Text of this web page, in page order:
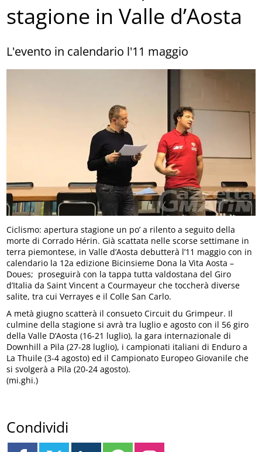
stagione in Valle d’Aosta
L'evento in calendario l'11 maggio
Ciclismo: apertura stagione un po’ a rilento a seguito della
morte di Corrado Hérin. Già scattata nelle scorse settimane in
terra piemontese, in Valle d’Aosta debutterà l’11 maggio con in
calendario la 12a edizione Bicinsieme Dona la Vita Aosta –
Doues; proseguirà con la tappa tutta valdostana del Giro
d’Italia da Saint Vincent a Courmayeur che toccherà diverse
salite, tra cui Verrayes e il Colle San Carlo.
A metà giugno scatterà il consueto Circuit du Grimpeur. Il
culmine della stagione si avrà tra luglio e agosto con il 56 giro
della Valle D’Aosta (16-21 luglio), la gara internazionale di
Downhill a Pila (27-28 luglio), i campionati italiani di Enduro a
La Thuile (3-4 agosto) ed il Campionato Europeo Giovanile che
si svolgerà a Pila (20-24 agosto).
(mi.ghi.)
Condividi